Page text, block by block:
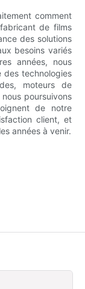
comment
de films
des solutions
besoins variés
années, nous
des technologies
moteurs de
poursuivons
de notre
client, et
années à venir.